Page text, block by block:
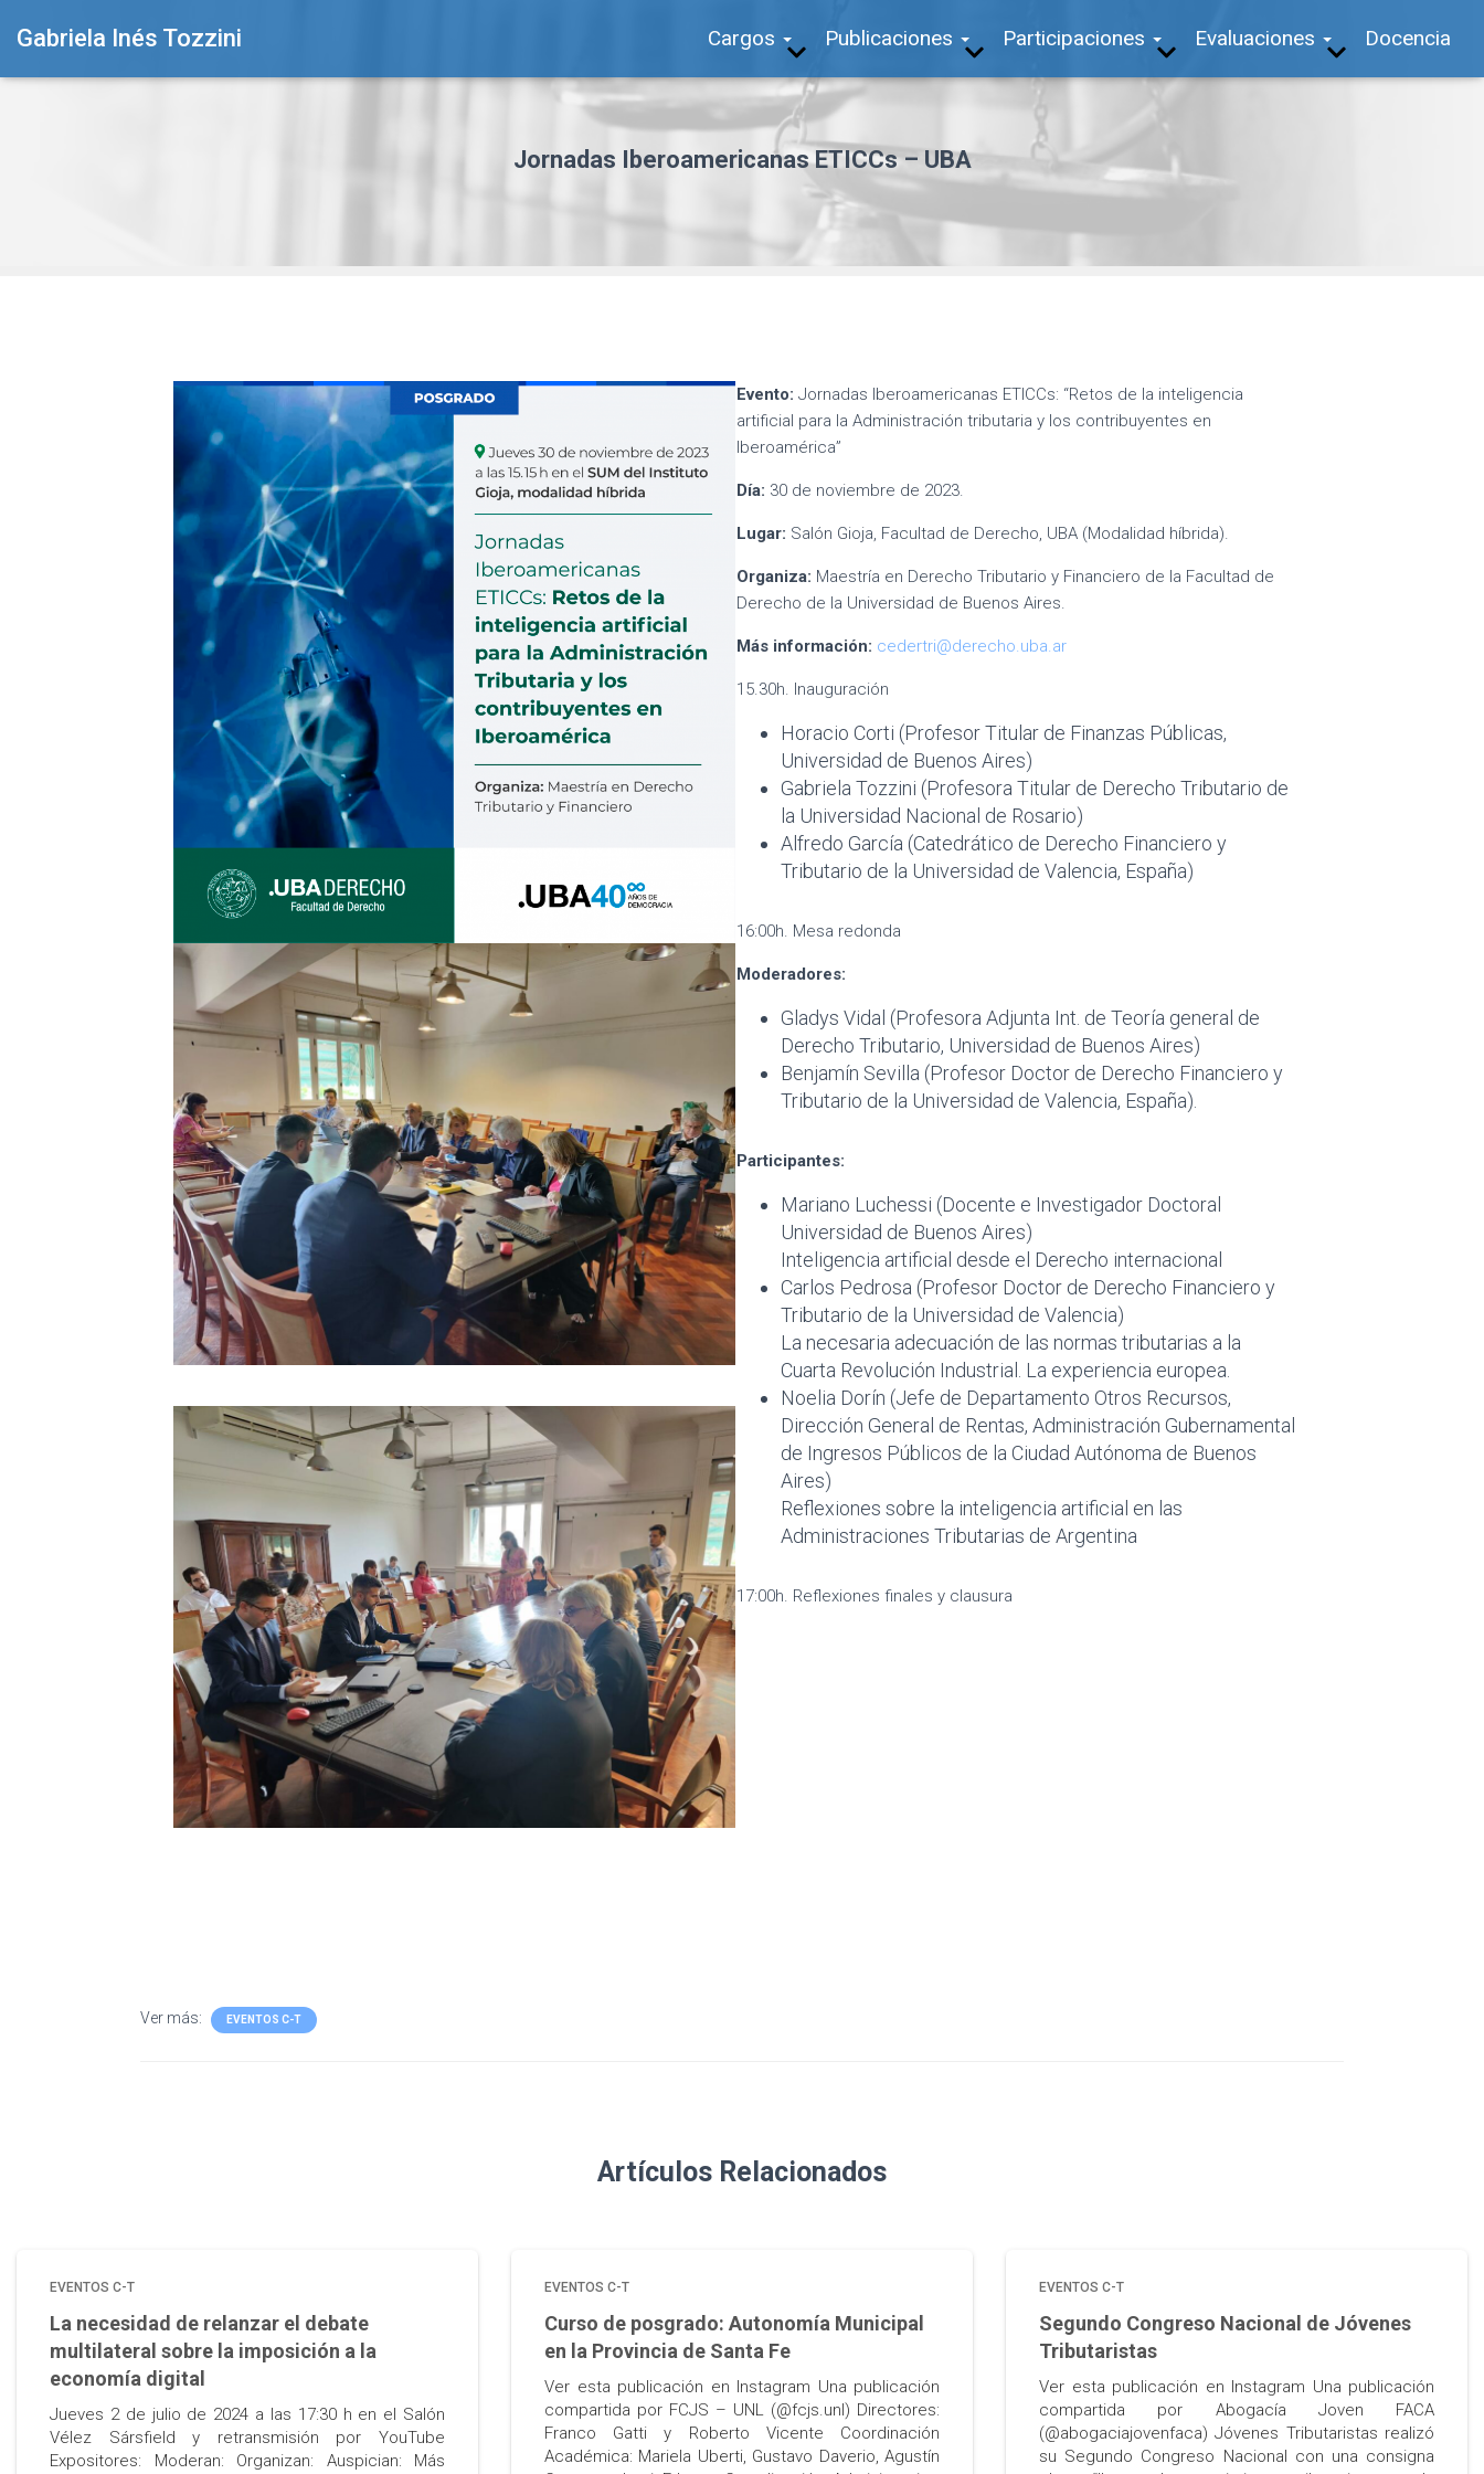
Gabriela Inés Tozzini Cargos Publicaciones Participaciones Evaluaciones Docencia
Jornadas Iberoamericanas ETICCs – UBA
Evento: Jornadas Iberoamericanas ETICCs: “Retos de la inteligencia
artificial para la Administración tributaria y los contribuyentes en
Iberoamérica”
Día: 30 de noviembre de 2023.
Lugar: Salón Gioja, Facultad de Derecho, UBA (Modalidad híbrida).
Organiza: Maestría en Derecho Tributario y Financiero de la Facultad de
Derecho de la Universidad de Buenos Aires.
Más información: cedertri@derecho.uba.ar
15.30h. Inauguración
Horacio Corti (Profesor Titular de Finanzas Públicas,
Universidad de Buenos Aires)
Gabriela Tozzini (Profesora Titular de Derecho Tributario de
la Universidad Nacional de Rosario)
Alfredo García (Catedrático de Derecho Financiero y
Tributario de la Universidad de Valencia, España)
16:00h. Mesa redonda
Moderadores:
Gladys Vidal (Profesora Adjunta Int. de Teoría general de
Derecho Tributario, Universidad de Buenos Aires)
Benjamín Sevilla (Profesor Doctor de Derecho Financiero y
Tributario de la Universidad de Valencia, España).
Participantes:
Mariano Luchessi (Docente e Investigador Doctoral
Universidad de Buenos Aires)
Inteligencia artificial desde el Derecho internacional
Carlos Pedrosa (Profesor Doctor de Derecho Financiero y
Tributario de la Universidad de Valencia)
La necesaria adecuación de las normas tributarias a la
Cuarta Revolución Industrial. La experiencia europea.
Noelia Dorín (Jefe de Departamento Otros Recursos,
Dirección General de Rentas, Administración Gubernamental
de Ingresos Públicos de la Ciudad Autónoma de Buenos
Aires)
Reflexiones sobre la inteligencia artificial en las
Administraciones Tributarias de Argentina
17:00h. Reflexiones finales y clausura
Ver más: EVENTOS C-T
Artículos Relacionados
EVENTOS C-T
La necesidad de relanzar el debate
multilateral sobre la imposición a la
economía digital
Jueves 2 de julio de 2024 a las 17:30 h en el Salón
Vélez Sársfield y retransmisión por YouTube
Expositores: Moderan: Organizan: Auspician: Más
EVENTOS C-T
Curso de posgrado: Autonomía Municipal
en la Provincia de Santa Fe
Ver esta publicación en Instagram Una publicación
compartida por FCJS – UNL (@fcjs.unl) Directores:
Franco Gatti y Roberto Vicente Coordinación
Académica: Mariela Uberti, Gustavo Daverio, Agustín
EVENTOS C-T
Segundo Congreso Nacional de Jóvenes
Tributaristas
Ver esta publicación en Instagram Una publicación
compartida por Abogacía Joven FACA
(@abogaciajovenfaca) Jóvenes Tributaristas realizó
su Segundo Congreso Nacional con una consigna